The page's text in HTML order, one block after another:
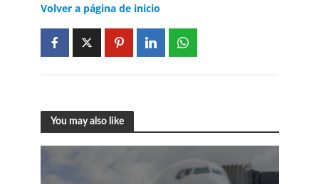
Volver a página de inicio
You may also like